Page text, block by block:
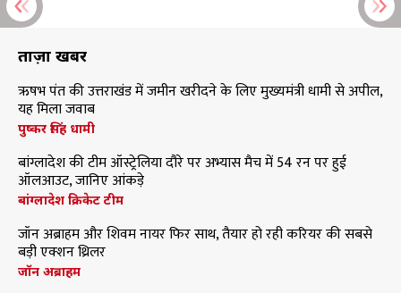
ताज़ा खबरें
ऋषभ पंत की उत्तराखंड में जमीन खरीदने के लिए मुख्यमंत्री धामी से अपील,
यह मिला जवाब
पुष्कर सिंह धामी
बांग्लादेश की टीम ऑस्ट्रेलिया दौरे पर अभ्यास मैच में 54 रन पर हुई
ऑलआउट, जानिए आंकड़े
बांग्लादेश क्रिकेट टीम
जॉन अब्राहम और शिवम नायर फिर साथ, तैयार हो रही करियर की सबसे
बड़ी एक्शन थ्रिलर
जॉन अब्राहम